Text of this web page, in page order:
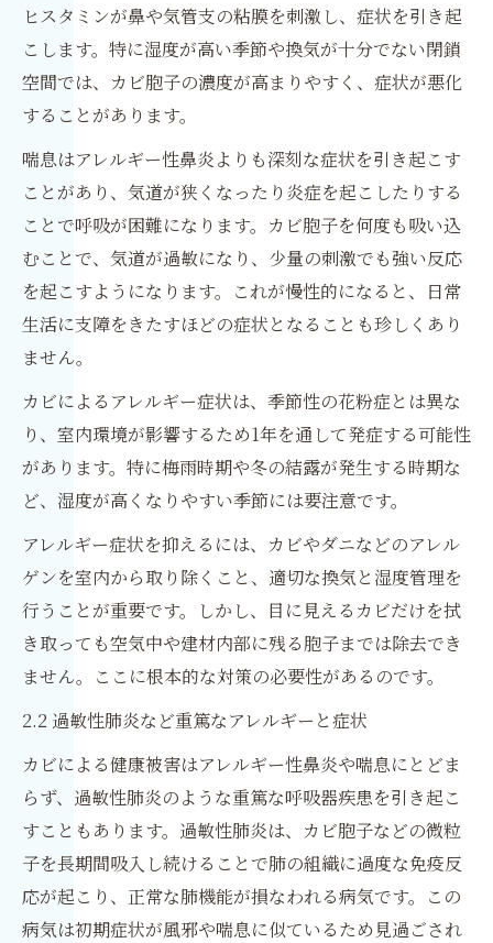
ヒスタミンが鼻や気管支の粘膜を刺激し、症状を引き起
こします。特に湿度が高い季節や換気が十分でない閉鎖
空間では、カビ胞子の濃度が高まりやすく、症状が悪化
することがあります。
喘息はアレルギー性鼻炎よりも深刻な症状を引き起こす
ことがあり、気道が狭くなったり炎症を起こしたりする
ことで呼吸が困難になります。カビ胞子を何度も吸い込
むことで、気道が過敏になり、少量の刺激でも強い反応
を起こすようになります。これが慢性的になると、日常
生活に支障をきたすほどの症状となることも珍しくあり
ません。
カビによるアレルギー症状は、季節性の花粉症とは異な
り、室内環境が影響するため1年を通して発症する可能性
があります。特に梅雨時期や冬の結露が発生する時期な
ど、湿度が高くなりやすい季節には要注意です。
アレルギー症状を抑えるには、カビやダニなどのアレル
ゲンを室内から取り除くこと、適切な換気と湿度管理を
行うことが重要です。しかし、目に見えるカビだけを拭
き取っても空気中や建材内部に残る胞子までは除去でき
ません。ここに根本的な対策の必要性があるのです。
2.2 過敏性肺炎など重篤なアレルギーと症状
カビによる健康被害はアレルギー性鼻炎や喘息にとどま
らず、過敏性肺炎のような重篤な呼吸器疾患を引き起こ
すこともあります。過敏性肺炎は、カビ胞子などの微粒
子を長期間吸入し続けることで肺の組織に過度な免疫反
応が起こり、正常な肺機能が損なわれる病気です。この
病気は初期症状が風邪や喘息に似ているため見過ごされ